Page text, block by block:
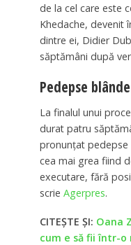
de la cel care este
Khedache, devenit
dintre ei, Didier
săptămâni după
Pedepse
La finalul unui
durat patru
pronunţat pedepse
cea mai grea fiind
executare, fără
scrie Agerpres.
CITEȘTE ȘI: Oana
cum e să fii într-o